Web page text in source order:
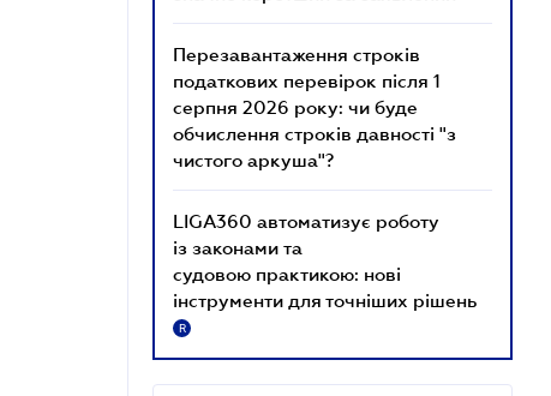
Перезавантаження строків
податкових перевірок після 1
серпня 2026 року: чи буде
обчислення строків давності "з
чистого аркуша"?
LIGA360 автоматизує роботу
із законами та
судовою практикою: нові
інструменти для точніших рішень
R